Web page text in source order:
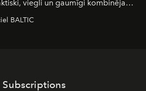
viegli un gaumīgi kombinējami
BALTIC
Subscriptions